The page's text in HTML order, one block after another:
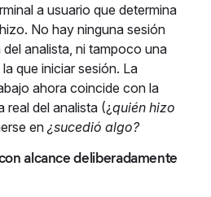
a usuario que determina
No hay ninguna sesión
analista, ni tampoco una
que iniciar sesión. La
ahora coincide con la
real del analista (¿quién hizo
en ¿sucedió algo?
alcance deliberadamente